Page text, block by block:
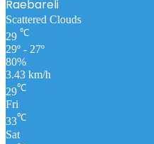
Raebareli
Scattered Clouds
29 ℃
29º - 27º
80%
3.43 km/h
29℃
Fri
33℃
Sat